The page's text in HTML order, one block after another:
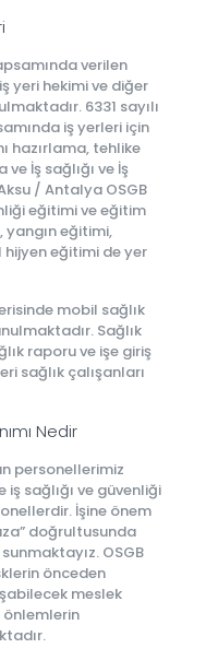
verilen
yeri hekimi ve diğer
6331 sayılı
iş yerleri için
hazırlama, tehlike
ve İş sağlığı ve İş
/ Antalya OSGB
eğitimi ve eğitim
yangın eğitimi,
eğitimi de yer
mobil sağlık
Sağlık
raporu ve işe giriş
sağlık çalışanları
Nedir
personellerimiz
sağlığı ve güvenliği
İşine önem
doğrultusunda
OSGB
önceden
meslek
önlemlerin